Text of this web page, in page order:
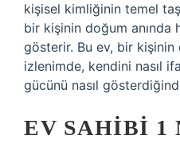
kişisel kimliğinin temel
bir kişinin doğum anında
gösterir. Bu ev, bir kişinin
izlenimde, kendini nasıl
gücünü nasıl
EV SAHIBI 1